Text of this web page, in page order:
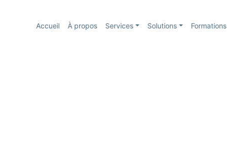
Accueil À propos Services Solutions Formations